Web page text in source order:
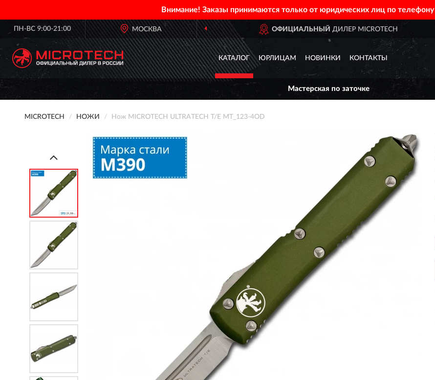
Внимание! Заказы принимаются только от юридических лиц по телефону
ПН-ВС 9:00-21:00 МОСКВА ОФИЦИАЛЬНЫЙДИЛЕР MICROTECH
КАТАЛОГ ЮРЛИЦАМ НОВИНКИ КОНТАКТЫ
Мастерская по заточке
MICROTECH НОЖИ Нож MICROTECH ULTRATECH T/E MT_123-4OD